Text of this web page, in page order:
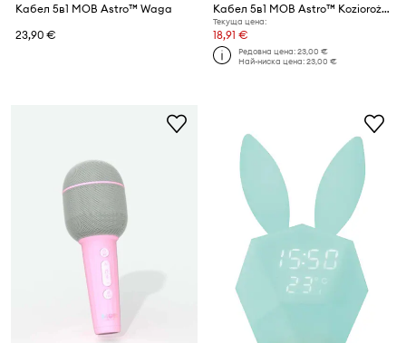
Кабел 5в1 MOB Astro™ Waga
23,90 €
Кабел 5в1 MOB Astro™ Koziorożec
Текуща цена:
18,91 €
Редовна цена:23,00 €
Най-ниска цена:23,00 €